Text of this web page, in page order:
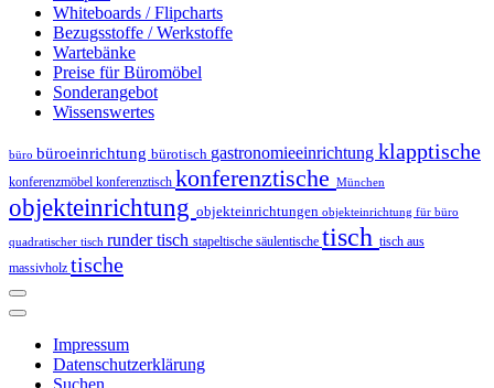
Whiteboards / Flipcharts
Bezugsstoffe / Werkstoffe
Wartebänke
Preise für Büromöbel
Sonderangebot
Wissenswertes
büro büroeinrichtung bürotisch gastronomieeinrichtung klapptische
konferenzmöbel konferenztisch konferenztische München
objekteinrichtung objekteinrichtungen objekteinrichtung für büro
quadratischer tisch runder tisch stapeltische säulentische tisch tisch aus
massivholz tische
Impressum
Datenschutzerklärung
Suchen